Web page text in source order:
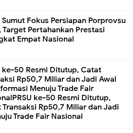
Sumut Fokus Persiapan Porprovsu
Target Pertahankan Prestasi
Empat Nasional
ke-50 Resmi Ditutup, Catat
Rp50,7 Miliar dan Jadi Awal
Menuju Trade Fair
ke-50 Resmi Ditutup,
Rp50,7 Miliar dan Jadi
Trade Fair Nasional